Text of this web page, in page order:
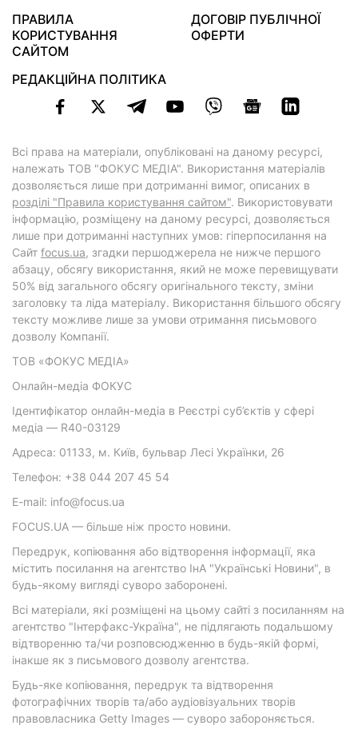
ПРАВИЛА
КОРИСТУВАННЯ
САЙТОМ
ДОГОВІР ПУБЛІЧНОЇ
ОФЕРТИ
РЕДАКЦІЙНА ПОЛІТИКА
Всі права на матеріали, опубліковані на даному ресурсі,
належать ТОВ "ФОКУС МЕДІА". Використання матеріалів
дозволяється лише при дотриманні вимог, описаних в
розділі "Правила користування сайтом". Використовувати
інформацію, розміщену на даному ресурсі, дозволяється
лише при дотриманні наступних умов: гіперпосилання на
Cайт focus.ua, згадки першоджерела не нижче першого
абзацу, обсягу використання, який не може перевищувати
50% від загального обсягу оригінального тексту, зміни
заголовку та ліда матеріалу. Використання більшого обсягу
тексту можливе лише за умови отримання письмового
дозволу Компанії.
ТОВ «ФОКУС МЕДІА»
Онлайн-медіа ФОКУС
Ідентифікатор онлайн-медіа в Реєстрі суб’єктів у сфері
медіа — R40-03129
Адреса: 01133, м. Київ, бульвар Лесі Українки, 26
Телефон: +38 044 207 45 54
E-mail: info@focus.ua
FOCUS.UA — більше ніж просто новини.
Передрук, копіювання або відтворення інформації, яка
містить посилання на агентство ІнА "Українські Новини", в
будь-якому вигляді суворо заборонені.
Всі матеріали, які розміщені на цьому сайті з посиланням на
агентство "Інтерфакс-Україна", не підлягають подальшому
відтворенню та/чи розповсюдженню в будь-якій формі,
інакше як з письмового дозволу агентства.
Будь-яке копіювання, передрук та відтворення
фотографічних творів та/або аудіовізуальних творів
правовласника Getty Images — суворо забороняється.